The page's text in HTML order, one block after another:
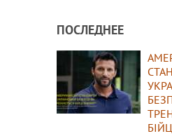
ПОСЛЕДНЕЕ